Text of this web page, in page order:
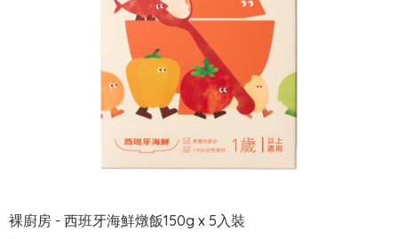
裸廚房 - 西班牙海鮮燉飯150g x 5入裝